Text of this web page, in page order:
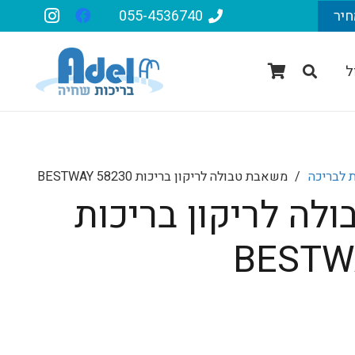
055-4536740
לבריכה / משאבת טבולה לריקון בריכות 58230 BESTWAY
לריקון בריכות